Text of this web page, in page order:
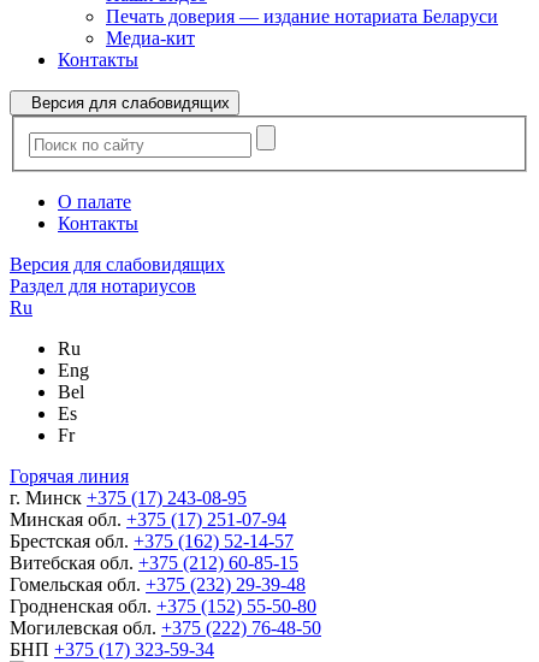
Печать доверия — издание нотариата Беларуси
Медиа-кит
Контакты
Версия для слабовидящих
О палате
Контакты
Версия для слабовидящих
Раздел для нотариусов
Ru
Ru
Eng
Bel
Es
Fr
Горячая линия
г. Минск +375 (17) 243-08-95
Минская обл. +375 (17) 251-07-94
Брестская обл. +375 (162) 52-14-57
Витебская обл. +375 (212) 60-85-15
Гомельская обл. +375 (232) 29-39-48
Гродненская обл. +375 (152) 55-50-80
Могилевская обл. +375 (222) 76-48-50
БНП +375 (17) 323-59-34